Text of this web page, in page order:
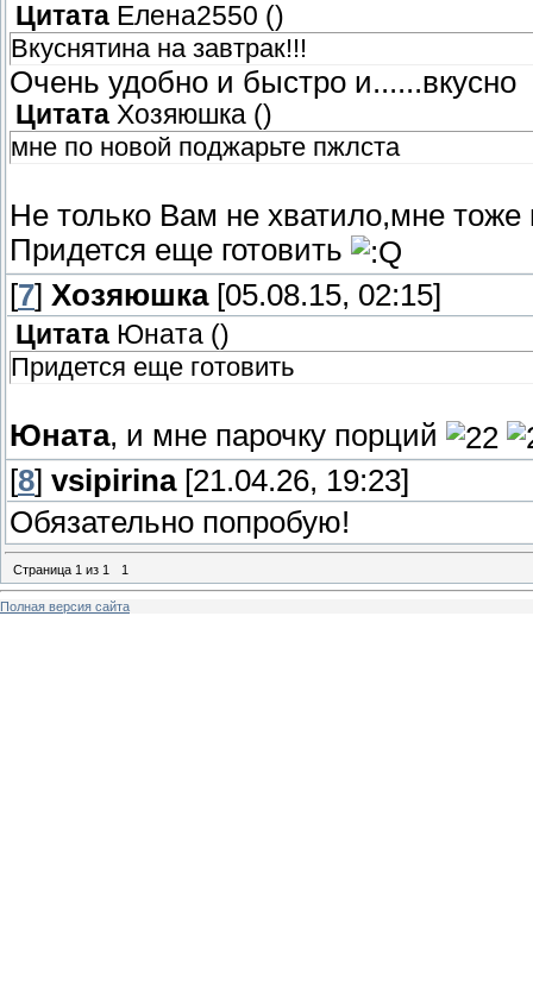
Цитата Елена2550 ()
Вкуснятина на завтрак!!!
Очень удобно и быстро и......вкусно
Цитата Хозяюшка ()
мне по новой поджарьте пжлста
Не только Вам не хватило,мне тоже
Придется еще готовить
[7] Хозяюшка[05.08.15, 02:15]
Цитата Юната ()
Придется еще готовить
Юната, и мне парочку порций
[8] vsipirina[21.04.26, 19:23]
Обязательно попробую!
Страница 1 из 1 1
Полная версия сайта